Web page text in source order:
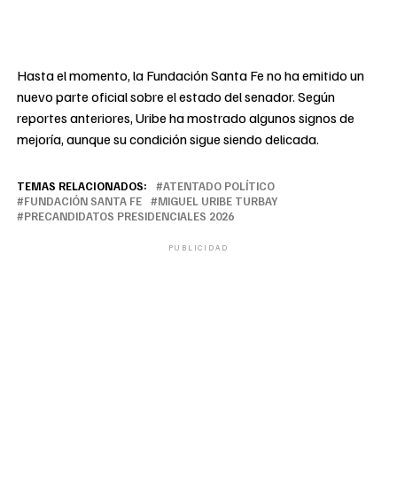
Hasta el momento, la Fundación Santa Fe no ha emitido un
nuevo parte oficial sobre el estado del senador. Según
reportes anteriores, Uribe ha mostrado algunos signos de
mejoría, aunque su condición sigue siendo delicada.
TEMAS RELACIONADOS:
ATENTADO POLÍTICO
FUNDACIÓN SANTA FE
MIGUEL URIBE TURBAY
PRECANDIDATOS PRESIDENCIALES 2026
PUBLICIDAD